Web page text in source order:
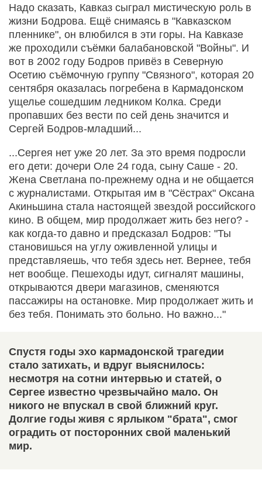
Надо сказать, Кавказ сыграл мистическую роль в
жизни Бодрова. Ещё снимаясь в "Кавказском
пленнике", он влюбился в эти горы. На Кавказе
же проходили съёмки балабановской "Войны". И
вот в 2002 году Бодров привёз в Северную
Осетию съёмочную группу "Связного", которая 20
сентября оказалась погребена в Кармадонском
ущелье сошедшим ледником Колка. Среди
пропавших без вести по сей день значится и
Сергей Бодров-младший...
...Сергея нет уже 20 лет. За это время подросли
его дети: дочери Оле 24 года, сыну Саше - 20.
Жена Светлана по-прежнему одна и не общается
с журналистами. Открытая им в "Сёстрах" Оксана
Акиньшина стала настоящей звездой российского
кино. В общем, мир продолжает жить без него? -
как когда-то давно и предсказал Бодров: "Ты
становишься на углу оживленной улицы и
представляешь, что тебя здесь нет. Вернее, тебя
нет вообще. Пешеходы идут, сигналят машины,
открываются двери магазинов, сменяются
пассажиры на остановке. Мир продолжает жить и
без тебя. Понимать это больно. Но важно..."
Спустя годы эхо кармадонской трагедии
стало затихать, и вдруг выяснилось:
несмотря на сотни интервью и статей, о
Сергее известно чрезвычайно мало. Он
никого не впускал в свой ближний круг.
Долгие годы живя с ярлыком "брата", смог
оградить от посторонних свой маленький
мир.